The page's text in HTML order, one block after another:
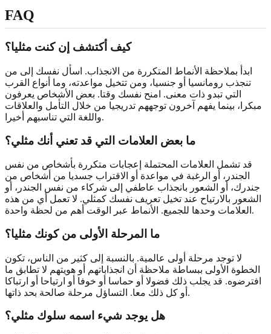
FAQ
كيف أكتشف إن كنت مثليا؟
ابدأ بملاحظة الأنماط المتكررة من الانجذاب. اسأل نفسك إلى من
تنجذب رومانسيا أو جنسيا، ومن تتخيل مواعدته، وما أنواع القرب
التي تبدو ذات معنى. امنح نفسك وقتا. بعض الأشخاص يعرفون
مبكرا، بينما يفهم آخرون توجههم تدريجيا من خلال التأمل والعلاقات
واللغة التي تناسبهم أخيرا.
ما بعض العلامات التي قد تعني أنك مثلي؟
قد تشمل العلامات المحتملة إعجابات متكررة بأشخاص من نفس
الجندر، أو الرغبة في مواعدة أو الاقتراب جسديا من أشخاص من
جندرك، أو الشعور بانجذاب عاطفي إلى شركاء من نفس الجندر، أو
الشعور بالارتياح عند تخيل تعريف نفسك كمثلي. لا تعمل أي من هذه
العلامات وحدها للجميع. الأنماط عبر الوقت أهم من لحظة واحدة.
ما المرحلة الأولى من كونك مثليا؟
لا توجد مرحلة أولى عالمية. بالنسبة إلى كثير من الناس، تكون
الخطوة الأولى ببساطة ملاحظة أن انجذاباتهم أو هويتهم لا تطابق ما
افترضوه. قد يجلب ذلك فضولا أو حماسا أو خوفا أو ارتياحا أو ارتباكا
أو كل ذلك معا. التساؤل مرحلة صالحة بحد ذاتها.
هل يوجد شيء اسمه سلوك مثلي؟